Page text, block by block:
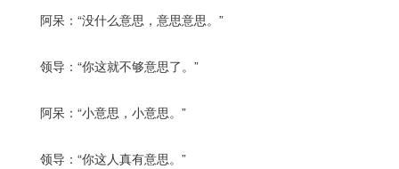
阿呆：“没什么意思，意思意思。”
领导：“你这就不够意思了。”
阿呆：“小意思，小意思。”
领导：“你这人真有意思。”